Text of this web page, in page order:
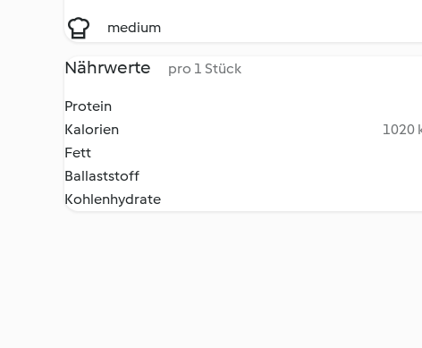
medium
Nährwerte pro 1 Stück
Protein
Kalorien
1020
Fett
Ballaststoff
Kohlenhydrate